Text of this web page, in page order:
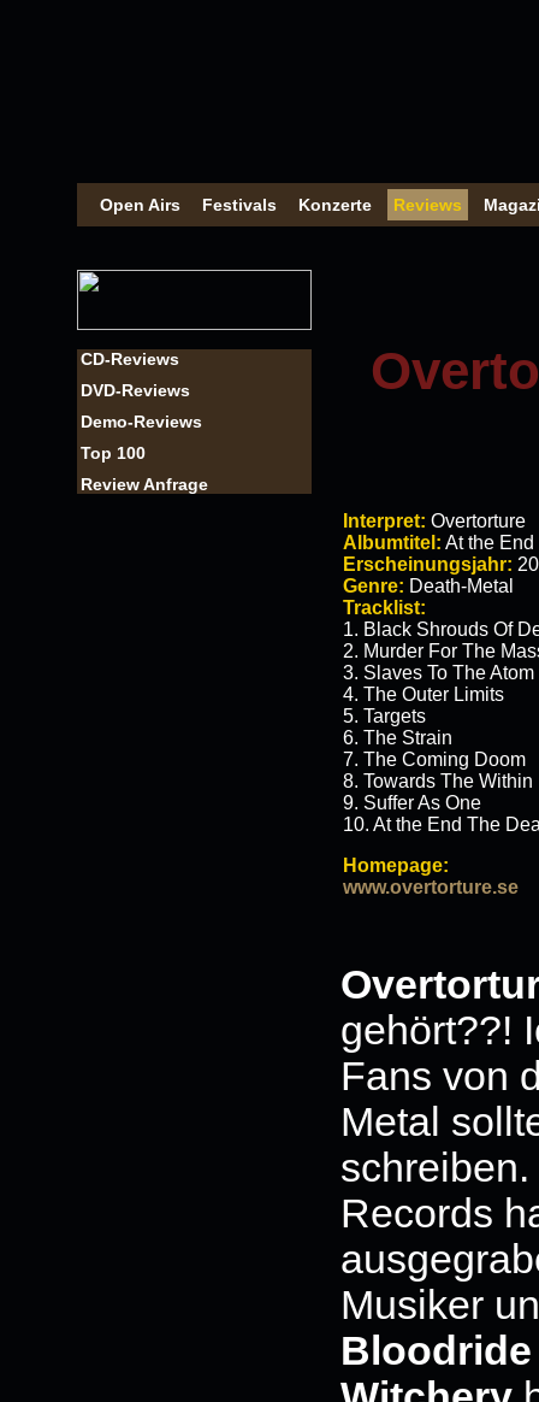
Open Airs Festivals Konzerte Reviews
CD-Reviews
DVD-Reviews
Demo-Reviews
Top 100
Review Anfrage
Interpret: Overtorture
Albumtitel: At the
Erscheinungsjahr:
Genre: Death-Metal
Tracklist:
1. Black Shrouds Of
2. Murder For The
3. Slaves To The Atom
4. The Outer Limits
5. Targets
6. The Strain
7. The Coming Doom
8. Towards The Within
9. Suffer As One
10. At the End The
Homepage:
www.overtorture.se
gehört??!
Fans von
Metal
Records
Musiker
Bloodride